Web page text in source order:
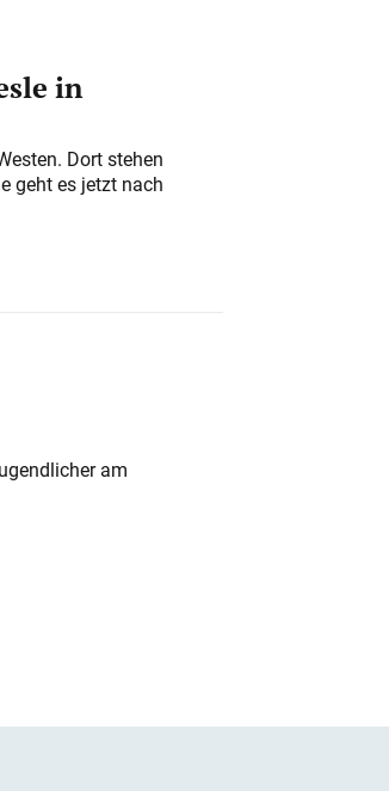
in
Dort stehen
geht es jetzt nach
am